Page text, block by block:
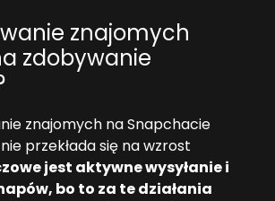
znajomych
zdobywanie
znajomych na Snapchacie
przekłada się na wzrost
jest aktywne wysyłanie i
bo to za te działania